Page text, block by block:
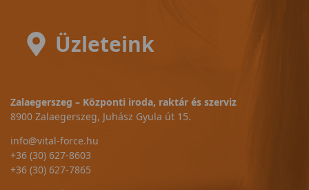
Üzleteink
Zalaegerszeg – Központi iroda, raktár és szerviz
8900 Zalaegerszeg, Juhász Gyula út 15.
info@vital-force.hu
+36 (30) 627-8603
+36 (30) 627-7865